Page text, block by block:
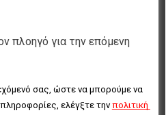
πλοηγό για την επόμενη
σας, ώστε να μπορούμε να
ελέγξτε την πολιτική